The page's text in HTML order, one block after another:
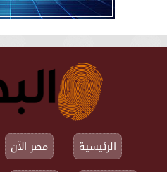
الرئيسية مصر الآن